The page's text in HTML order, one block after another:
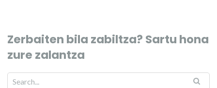
Zerbaiten bila zabiltza? Sartu hona
zure zalantza